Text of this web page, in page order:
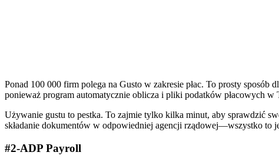
Ponad 100 000 firm polega na Gusto w zakresie płac. To prosty sposób
ponieważ program automatycznie oblicza i pliki podatków płacowych w
Używanie gustu to pestka. To zajmie tylko kilka minut, aby sprawdzić
składanie dokumentów w odpowiedniej agencji rządowej—wszystko to
#2-ADP Payroll